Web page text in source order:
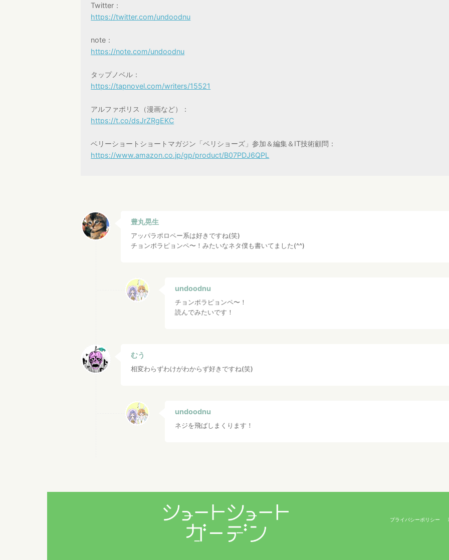
Twitter：
https://twitter.com/undoodnu
note：
https://note.com/undoodnu
タップノベル：
https://tapnovel.com/writers/15521
アルファポリス（漫画など）：
https://t.co/dsJrZRgEKC
ベリーショートショートマガジン「ベリショーズ」参加＆編集＆IT技術顧問：
https://www.amazon.co.jp/gp/product/B07PDJ6QPL
豊丸晃生
アッパラポロペー系は好きですね(笑)
チョンポラピョンペ〜！みたいなネタ僕も書いてました(^^)
undoodnu
チョンポラピョンペ〜！
読んでみたいです！
むう
相変わらずわけがわからず好きですね(笑)
undoodnu
ネジを飛ばしまくります！
プライバシーポリシー